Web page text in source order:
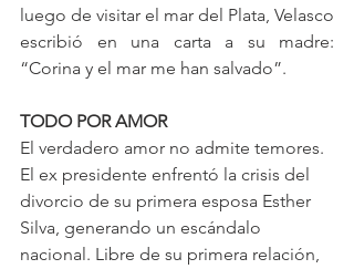
luego de visitar el mar del Plata, Velasco
escribió en una carta a su madre:
“Corina y el mar me han salvado”.
TODO POR AMOR
El verdadero amor no admite temores.
El ex presidente enfrentó la crisis del
divorcio de su primera esposa Esther
Silva, generando un escándalo
nacional. Libre de su primera relación,